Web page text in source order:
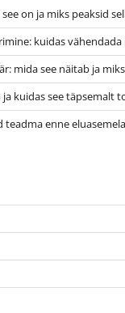
on ja miks peaksid
kuidas vähendada
mida see näitab ja
kuidas see täpsemalt
teadma enne